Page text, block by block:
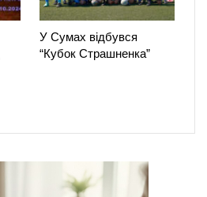
У Сумах відбувся
“Кубок Страшненка”